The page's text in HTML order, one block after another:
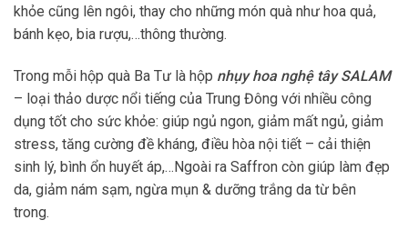
khỏe cũng lên ngôi, thay cho những món quà như hoa quả,
bánh kẹo, bia rượu,…thông thường.
Trong mỗi hộp quà Ba Tư là hộp nhụy hoa nghệ tây SALAM
– loại thảo dược nổi tiếng của Trung Đông với nhiều công
dụng tốt cho sức khỏe: giúp ngủ ngon, giảm mất ngủ, giảm
stress, tăng cường đề kháng, điều hòa nội tiết – cải thiện
sinh lý, bình ổn huyết áp,…Ngoài ra Saffron còn giúp làm đẹp
da, giảm nám sạm, ngừa mụn & dưỡng trắng da từ bên
trong.